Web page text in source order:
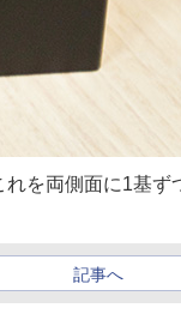
を両側面に1基ず
記事へ